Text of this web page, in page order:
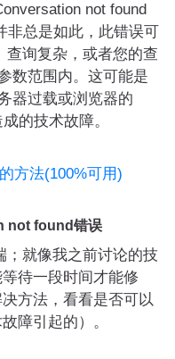
not found
非总是如此，此错误可
查询复杂，或者您的查
数范围内。这可能是
器过载或浏览器的
的技术故障。
方法(100%可用)
not found错误
就像我之前讨论的技
待一段时间才能修
方法，看看是否可以
障引起的）。